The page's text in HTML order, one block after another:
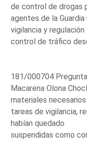
de control de drogas
agentes de la
vigilancia y regulación
control de tráfico
181/000704
Macarena Olona
materiales
tareas de vigilancia,
habían quedado
suspendidas como